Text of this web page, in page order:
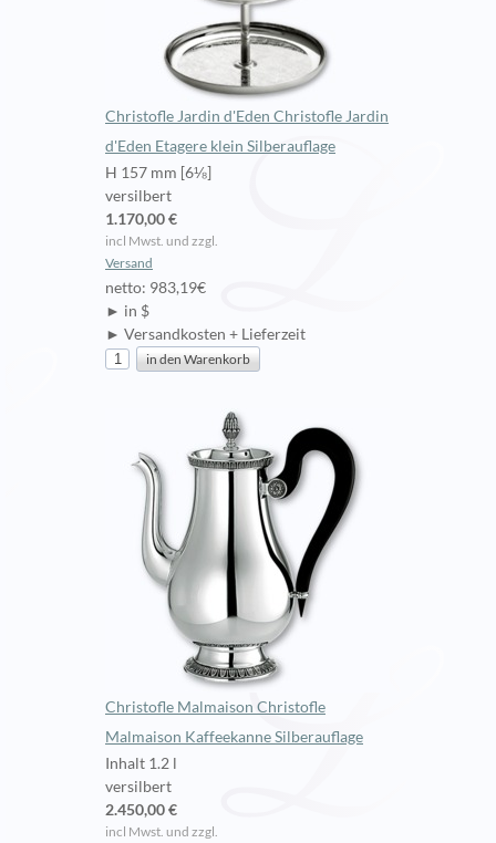
Christofle Jardin d'Eden Christofle Jardin
d'Eden Etagere klein Silberauflage
H 157 mm [6⅛]
versilbert
1.170,00 €
incl Mwst. und zzgl.
Versand
netto: 983,19€
► in $
► Versandkosten + Lieferzeit
Christofle Malmaison Christofle
Malmaison Kaffeekanne Silberauflage
Inhalt 1.2 l
versilbert
2.450,00 €
incl Mwst. und zzgl.